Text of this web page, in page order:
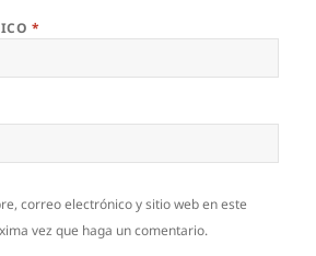
*
correo electrónico y sitio web en este
vez que haga un comentario.